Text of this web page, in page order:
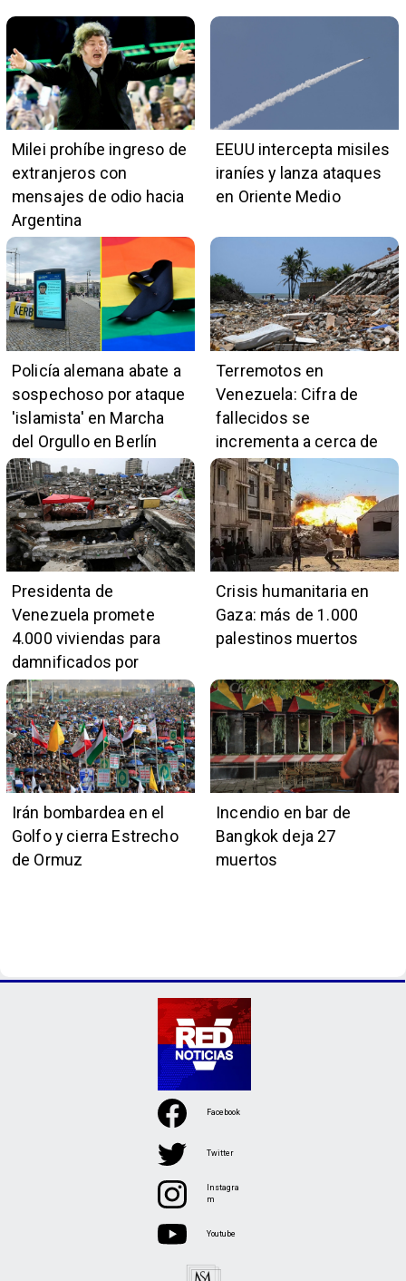
Milei prohíbe ingreso de
extranjeros con
mensajes de odio hacia
Argentina
EEUU intercepta misiles
iraníes y lanza ataques
en Oriente Medio
Policía alemana abate a
sospechoso por ataque
'islamista' en Marcha
del Orgullo en Berlín
Terremotos en
Venezuela: Cifra de
fallecidos se
incrementa a cerca de
5.400
Presidenta de
Venezuela promete
4.000 viviendas para
damnificados por
terremotos
Crisis humanitaria en
Gaza: más de 1.000
palestinos muertos
Irán bombardea en el
Golfo y cierra Estrecho
de Ormuz
Incendio en bar de
Bangkok deja 27
muertos
Facebook
Twitter
Instagra
m
Youtube